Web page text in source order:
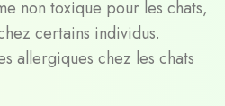
non toxique pour les chats,
certains individus.
allergiques chez les chats